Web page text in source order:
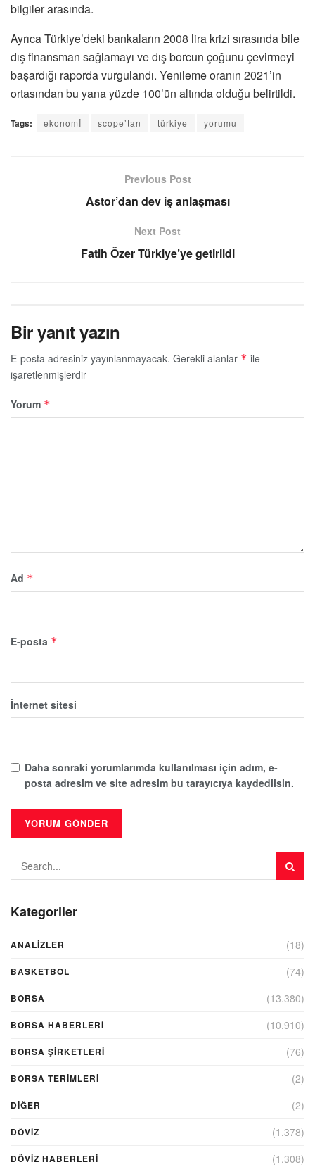
bilgiler arasında.
Ayrıca Türkiye’deki bankaların 2008 lira krizi sırasında bile
dış finansman sağlamayı ve dış borcun çoğunu çevirmeyi
başardığı raporda vurgulandı. Yenileme oranın 2021’in
ortasından bu yana yüzde 100’ün altında olduğu belirtildi.
Tags: ekonomİ scope’tan türkiye yorumu
Previous Post
Astor’dan dev iş anlaşması
Next Post
Fatih Özer Türkiye’ye getirildi
Bir yanıt yazın
E-posta adresiniz yayınlanmayacak. Gerekli alanlar * ile
işaretlenmişlerdir
Yorum *
Ad *
E-posta *
İnternet sitesi
Daha sonraki yorumlarımda kullanılması için adım, e-
posta adresim ve site adresim bu tarayıcıya kaydedilsin.
Kategoriler
ANALIZLER (18)
BASKETBOL (74)
BORSA (13.380)
BORSA HABERLERI (10.910)
BORSA ŞIRKETLERI (76)
BORSA TERIMLERI (2)
DIĞER (2)
DÖVİZ (1.378)
DÖVIZ HABERLERI (1.308)